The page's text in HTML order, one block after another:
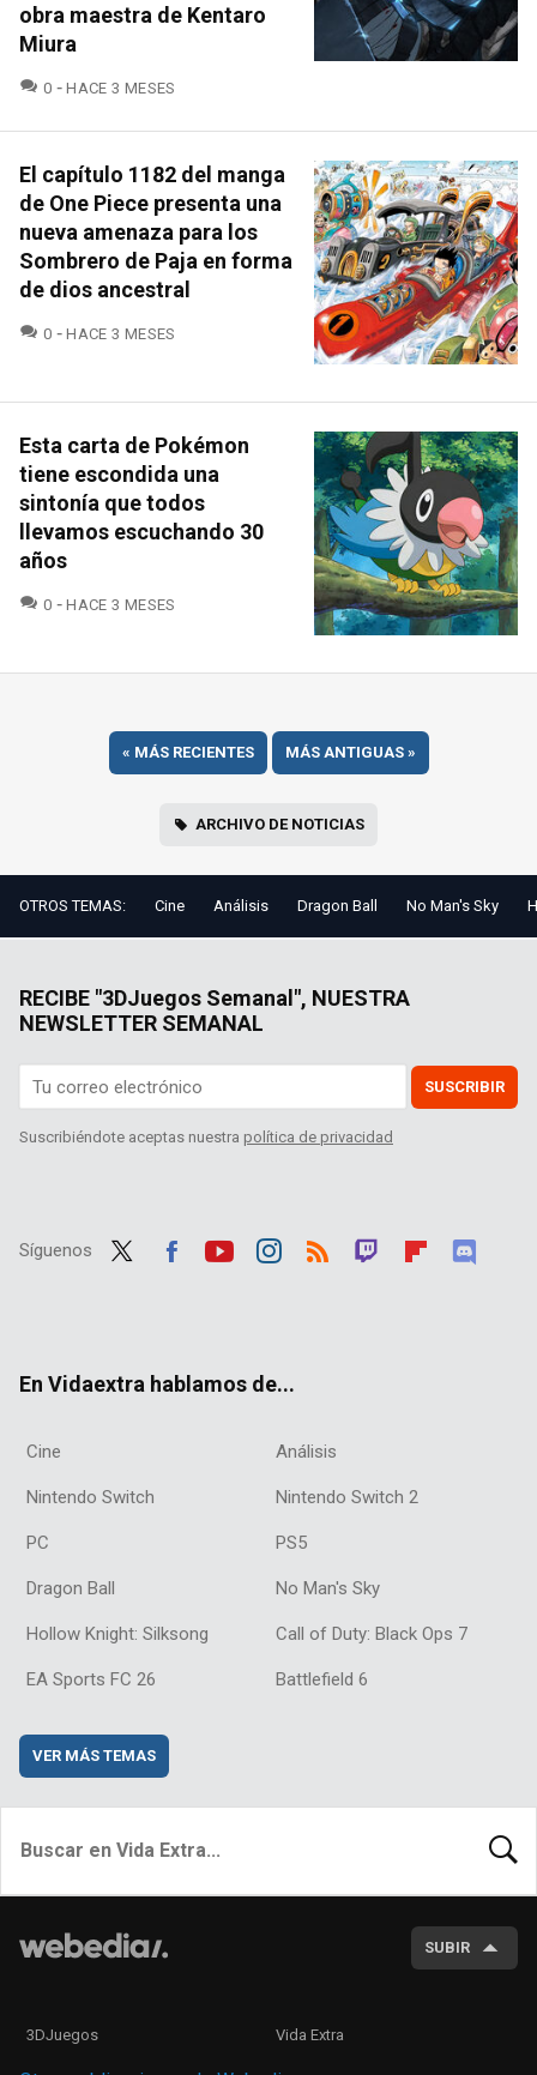
obra maestra de Kentaro
Miura
0 COMENTARIOS
HACE 3 MESES
El capítulo 1182 del manga
de One Piece presenta una
nueva amenaza para los
Sombrero de Paja en forma
de dios ancestral
0 COMENTARIOS
HACE 3 MESES
Esta carta de Pokémon
tiene escondida una
sintonía que todos
llevamos escuchando 30
años
0 COMENTARIOS
HACE 3 MESES
« MÁS RECIENTES MÁS ANTIGUAS »
ARCHIVO DE NOTICIAS
OTROS TEMAS: Cine Análisis Dragon Ball No Man's Sky
RECIBE "3DJuegos Semanal", NUESTRA
NEWSLETTER SEMANAL
SUSCRIBIR
Suscribiéndote aceptas nuestra política de privacidad
Síguenos
En Vidaextra hablamos de...
Cine Análisis
Nintendo Switch Nintendo Switch 2
PC PS5
Dragon Ball No Man's Sky
Hollow Knight: Silksong Call of Duty: Black Ops 7
EA Sports FC 26 Battlefield 6
VER MÁS TEMAS
SUBIR
3DJuegos Vida Extra